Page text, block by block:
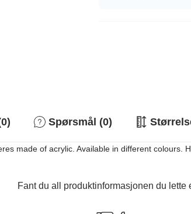
Spørsmål (0)
made of acrylic. Available in different colours.
Fant du all produktinformasjonen du lette